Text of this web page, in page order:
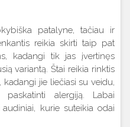
patalyne, tačiau ir
reikia skirti taip pat
kadangi tik jas įvertinęs
variantą. Štai reikia rinktis
jie liečiasi su veidu,
alergiją. Labai
kurie suteikia odai